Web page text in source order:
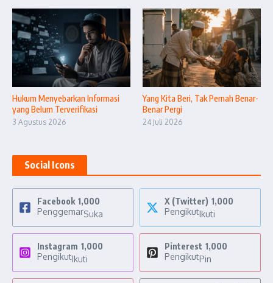
Hukum Menyebarkan Informasi
yang Belum Terverifikasi
3 Agustus 2026
Yang Kita Beri, Tak Pernah Benar-
Benar Pergi
24 Juli 2026
Social Icons
Facebook 1,000
PenggemarSuka
X (Twitter) 1,000
PengikutIkuti
Instagram 1,000
PengikutIkuti
Pinterest 1,000
PengikutPin